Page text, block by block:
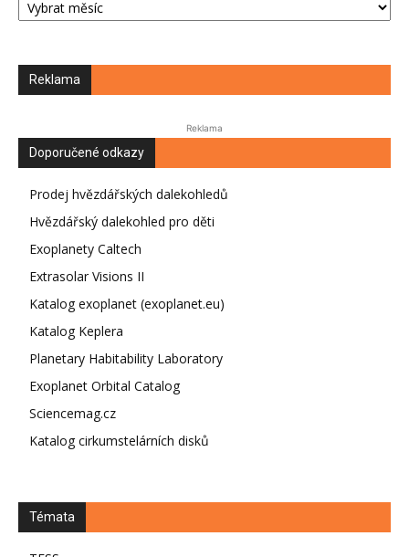
Reklama
Reklama
Doporučené odkazy
Prodej hvězdářských dalekohledů
Hvězdářský dalekohled pro děti
Exoplanety Caltech
Extrasolar Visions II
Katalog exoplanet (exoplanet.eu)
Katalog Keplera
Planetary Habitability Laboratory
Exoplanet Orbital Catalog
Sciencemag.cz
Katalog cirkumstelárních disků
Témata